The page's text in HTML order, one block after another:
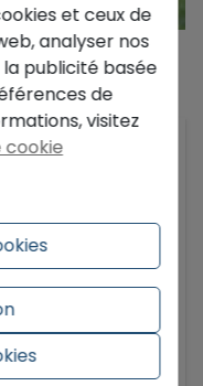
et sécurisée
d'élégance, de
sur la
un vaste terrain
est répartie sur
soigneusement
et ceux de
analyser nos
publicité basée
de
visitez
cookie